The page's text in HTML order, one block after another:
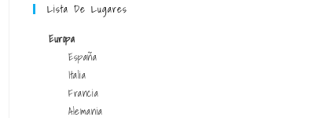
Lista De Lugares
Europa
España
Italia
Francia
Alemania